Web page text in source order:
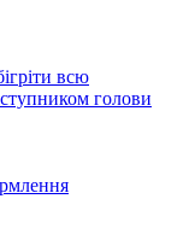
всю
голови